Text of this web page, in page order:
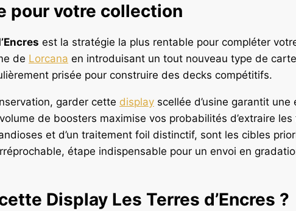
pour votre collection
est la stratégie la plus rentable pour compléter
de Lorcana en introduisant un tout nouveau type de
prisée pour construire des decks compétitifs.
garder cette display scellée d’usine garantit
de boosters maximise vos probabilités d’extraire
et d’un traitement foil distinctif, sont les cibles
étape indispensable pour un envoi en
Display Les Terres d’Encres ?